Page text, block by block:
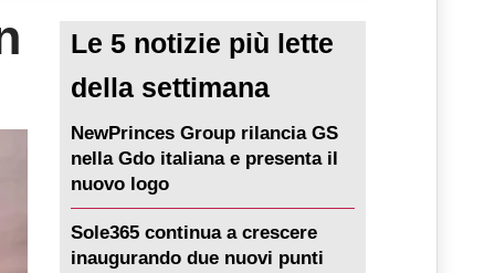
Le 5 notizie più lette
della settimana
NewPrinces Group rilancia GS
nella Gdo italiana e presenta il
nuovo logo
Sole365 continua a crescere
inaugurando due nuovi punti